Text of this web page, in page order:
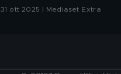
31 ott 2025 | Mediaset Extra